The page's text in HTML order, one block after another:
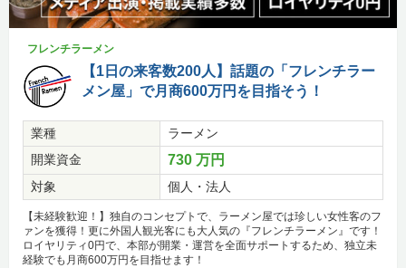
フレンチラーメン
【1日の来客数200人】話題の「フレンチラー
メン屋」で月商600万円を目指そう！
業種
ラーメン
開業資金
730 万円
対象 個人・法人
【未経験歓迎！】独自のコンセプトで、ラーメン屋では珍しい女性客のフ
ァンを獲得！更に外国人観光客にも大人気の『フレンチラーメン』です！
ロイヤリティ0円で、本部が開業・運営を全面サポートするため、独立未
経験でも月商600万円を目指せます！